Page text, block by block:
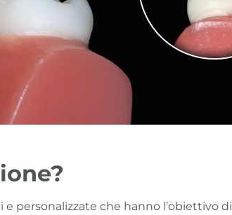
personalizzate che hanno l’obiettivo di